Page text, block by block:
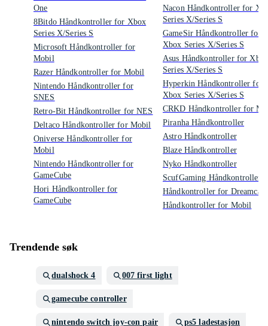
One
8Bitdo Håndkontroller for Xbox
Series X/Series S
Microsoft Håndkontroller for
Mobil
Razer Håndkontroller for Mobil
Nintendo Håndkontroller for
SNES
Retro-Bit Håndkontroller for NES
Deltaco Håndkontroller for Mobil
Oniverse Håndkontroller for
Mobil
Nintendo Håndkontroller for
GameCube
Hori Håndkontroller for
GameCube
Nacon Håndkontroller for
Series X/Series S
GameSir Håndkontroller for
Xbox Series X/Series S
Asus Håndkontroller for Xbox
Series X/Series S
Hyperkin Håndkontroller for
Xbox Series X/Series S
CRKD Håndkontroller for
Piranha Håndkontroller
Astro Håndkontroller
Blaze Håndkontroller
Nyko Håndkontroller
ScufGaming Håndkontroller
Håndkontroller for Dreamcast
Håndkontroller for Mobil
Trendende søk
dualshock 4 007 first light
gamecube controller
nintendo switch joy-con pair ps5 ladestasjon